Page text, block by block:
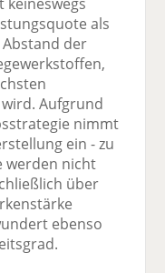
als
der
Aufgrund
nimmt
ein - zu
werden nicht
über
ebenso